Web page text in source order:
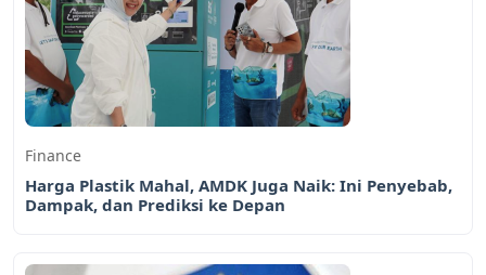
Finance
Harga Plastik Mahal, AMDK Juga Naik: Ini Penyebab,
Dampak, dan Prediksi ke Depan